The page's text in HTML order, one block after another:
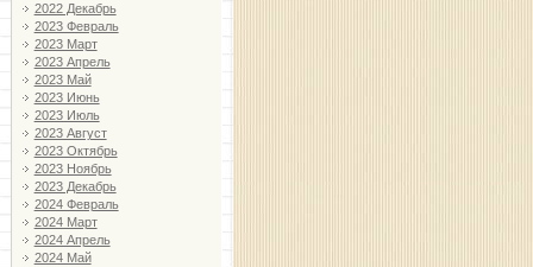
2022 Декабрь
2023 Февраль
2023 Март
2023 Апрель
2023 Май
2023 Июнь
2023 Июль
2023 Август
2023 Октябрь
2023 Ноябрь
2023 Декабрь
2024 Февраль
2024 Март
2024 Апрель
2024 Май